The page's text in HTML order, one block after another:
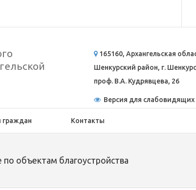
165160, Архангельская
Шенкурский район, г.
проф. В.А. Кудрявцева, 26
Версия для слабовидящих
Контакты
по объектам благоустройства